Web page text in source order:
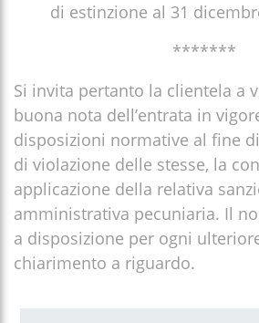
di estinzione al 31
*******
Si invita pertanto la clientela a
buona nota dell’entrata in
disposizioni normative al fine
di violazione delle stesse, la
applicazione della relativa
amministrativa pecuniaria. Il
a disposizione per ogni
chiarimento a riguardo.